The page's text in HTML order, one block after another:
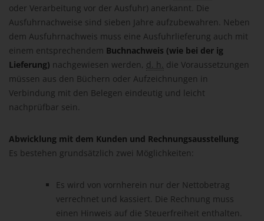
oder Verarbeitung vor der Ausfuhr) anerkannt. Die
Ausfuhrnachweise sind sieben Jahre aufzubewahren. Neben
dem Ausfuhrnachweis muss eine Ausfuhrlieferung auch mit
einem entsprechendem Buchnachweis (wie bei der ig
Lieferung) nachgewiesen werden, d. h. die Voraussetzungen
müssen aus den Büchern oder Aufzeichnungen in
Verbindung mit den Belegen eindeutig und leicht
nachprüfbar sein.
Abwicklung mit dem Kunden und Rechnungsausstellung
Es bestehen grundsätzlich zwei Möglichkeiten:
Es wird von vornherein nur der Nettobetrag
verrechnet und kassiert. Die Rechnung muss
einen Hinweis auf die Steuerfreiheit enthalten.